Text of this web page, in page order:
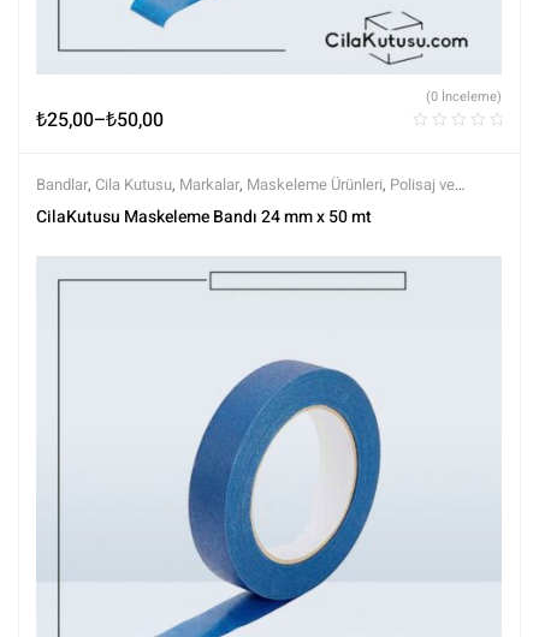
₺25,00–₺50,00
(0 İnceleme)
Bandlar, Cila Kutusu, Markalar, Maskeleme Ürünleri, Polisaj ve
Parlatma,Tüm Ürünler,Tüm Ürünler
CilaKutusu Maskeleme Bandı 24 mm x 50 mt